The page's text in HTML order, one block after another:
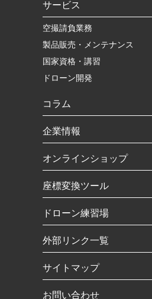
サービス
空撮請負業務
製品販売・メンテナンス
国家資格・講習
ドローン開発
コラム
企業情報
オンラインショップ
座標変換ツール
ドローン練習場
外部リンク一覧
サイトマップ
お問い合わせ